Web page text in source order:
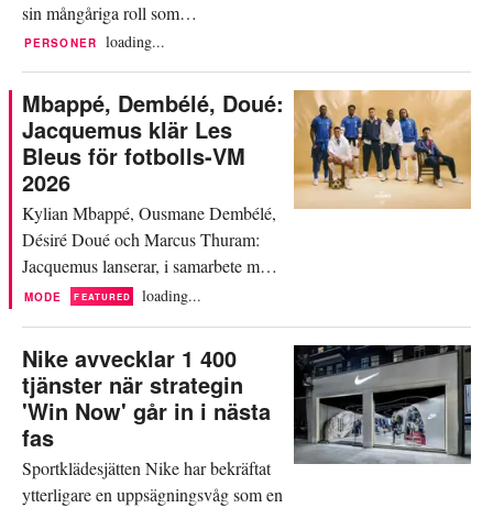
sin mångåriga roll som
styrelseledamot hos Nike till att bli
strategisk rådgivare för den
amerikanska sportjätten. Nike
meddelade att Rogers, som har suttit i
styrelsen sedan 2018, inte kommer att
ställa upp för omval till styrelsen vid
den kommande årsstämman i
september...
PERSONER loading...
Mbappé, Dembélé, Doué:
Jacquemus klär Les
Bleus för fotbolls-VM
2026
Kylian Mbappé, Ousmane Dembélé,
Désiré Doué och Marcus Thuram:
Jacquemus lanserar, i samarbete med
Nike och det franska
kapselkollektion som kommer att
bäras av Les Bleus under fotbolls-
VM 2026. Tisdagen den 16 juni
2026: Frankrikes herrlandslag i
fotboll spelar sin första match mot de
afrikanska mästarna...
MODE FEATURED loading...
Nike avvecklar 1 400
tjänster när strategin
'Win Now' går in i nästa
fas
Sportklädesjätten Nike har bekräftat
ytterligare en uppsägningsvåg som en